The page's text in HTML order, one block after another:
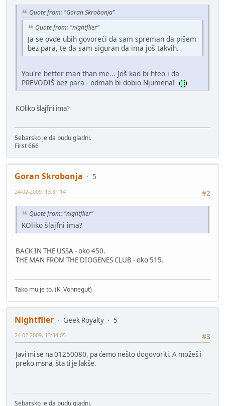
Quote from: "Goran Skrobonja"
Quote from: "nightflier"
Ja se ovde ubih govoreći da sam spreman da pišem
bez para, te da sam siguran da ima još takvih.
You're better man than me... Još kad bi hteo i da
PREVODIŠ bez para - odmah bi dobio Njumena!
KOliko šlajfni ima?
Sebarsko je da budu gladni.
First 666
Goran Skrobonja
5
#2
24-02-2009, 13:31:14
Quote from: "nightflier"
KOliko šlajfni ima?
BACK IN THE USSA - oko 450.
THE MAN FROM THE DIOGENES CLUB - oko 515.
Tako mu je to. (K. Vonnegut)
Nightflier Geek Royalty
5
#3
24-02-2009, 13:34:05
Javi mi se na 01250080, pa ćemo nešto dogovoriti. A možeš i
preko msna, šta ti je lakše.
Sebarsko je da budu gladni.